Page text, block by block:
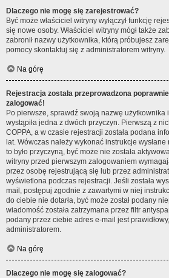
Dlaczego nie mogę się zarejestrować?
Być może właściciel witryny wyłączył funkcję
się nowe osoby. Właściciel witryny mógł także
zabronił nazwy użytkownika, którą próbujesz
pomocy skontaktuj się z administratorem witryny.
Na górę
Rejestracja została przeprowadzona
zalogować!
Po pierwsze, sprawdź swoją nazwę użytkownika
wystąpiła jedna z dwóch przyczyn. Pierwszą z
COPPA, a w czasie rejestracji została podana
lat. Wówczas należy wykonać instrukcje
to było przyczyną, być może nie została
witryny przed pierwszym zalogowaniem
przez osobę rejestrującą się lub przez
wyświetlona podczas rejestracji. Jeśli została
mail, postępuj zgodnie z zawartymi w niej
do ciebie nie dotarła, być może został podany
wiadomość została zatrzymana przez filtr
podany przez ciebie adres e-mail jest
administratorem.
Na górę
Dlaczego nie mogę się zalogować?